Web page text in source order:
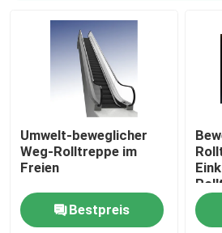
Umwelt-beweglicher
Weg-Rolltreppe im
Freien
Bestpreis